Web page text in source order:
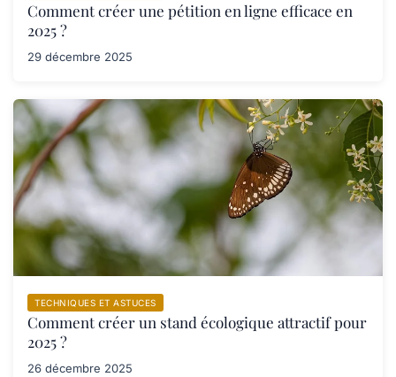
Comment créer une pétition en ligne efficace en
2025 ?
29 décembre 2025
TECHNIQUES ET ASTUCES
Comment créer un stand écologique attractif pour
2025 ?
26 décembre 2025